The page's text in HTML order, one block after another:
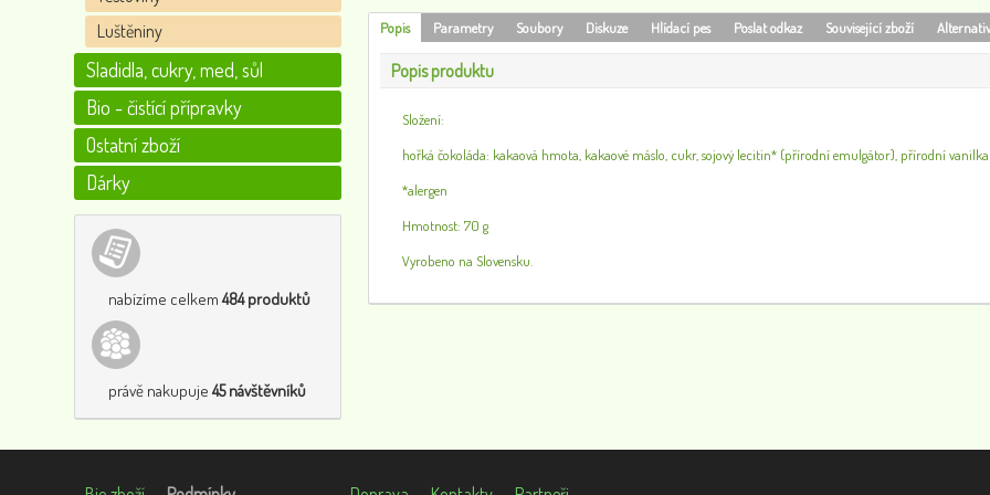
Luštěniny
Sladidla, cukry, med, sůl
Bio - čistící přípravky
Ostatní zboží
Dárky
nabízíme celkem484 produktů
právě nakupuje45 návštěvníků
Popis Parametry Soubory Diskuze Hlídací pes Poslat odkaz Související zboží
Popis produktu
Složení:
hořká čokoláda: kakaová hmota, kakaové máslo, cukr, sojový lecitin* (přírodní emulgátor), přírodní vanilka
*alergen
Hmotnost: 70 g
Vyrobeno na Slovensku.